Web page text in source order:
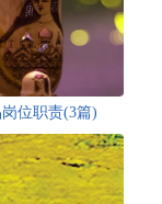
位职责(3篇)